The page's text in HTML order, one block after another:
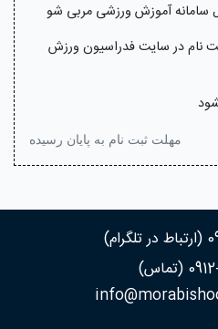
سامانه آموزش ورزشی مربی شو
نام در سایت فدراسیون ورزش
مهلت ثبت نام به پایان رسیده
(تماس)